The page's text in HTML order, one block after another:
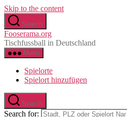
Skip to the content
Search
Fooserama.org
Tischfussball in Deutschland
Menu
Spielorte
Spielort hinzufügen
Search
Search for: